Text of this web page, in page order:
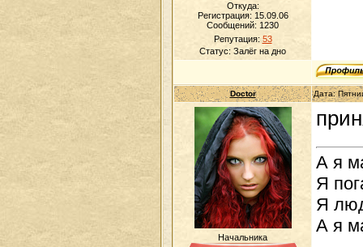
Откуда:
Регистрация: 15.09.06
Сообщений: 1230
Репутация: 53
Статус: Залёг на дно
Doctor Дата:
Начальника
А я
Я
Я
А я